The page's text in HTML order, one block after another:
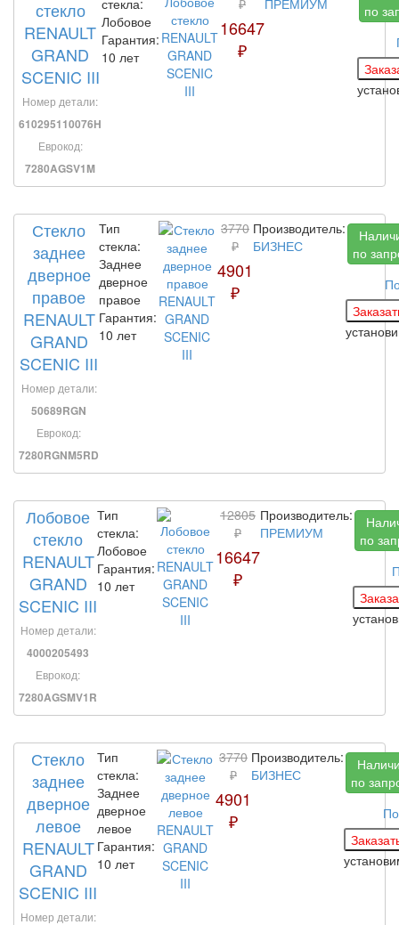
стекло
RENAULT
GRAND
SCENIC III
Номер детали:
610295110076H
Еврокод:
7280AGSV1M
Лобовое
Гарантия:
10 лет
16647
₽
по
Стекло
заднее
дверное
правое
RENAULT
GRAND
SCENIC III
Номер детали:
50689RGN
Еврокод:
7280RGNM5RD
Тип
стекла:
Заднее
дверное
правое
Гарантия:
10 лет
3770
₽
4901
₽
Производитель:
БИЗНЕС
по
Лобовое
стекло
RENAULT
GRAND
SCENIC III
Номер детали:
4000205493
Еврокод:
7280AGSMV1R
Тип
стекла:
Лобовое
Гарантия:
10 лет
12805
₽
16647
₽
Производитель:
ПРЕМИУМ
по
Стекло
заднее
дверное
левое
RENAULT
GRAND
SCENIC III
Номер детали:
Тип
стекла:
Заднее
дверное
левое
Гарантия:
10 лет
3770
₽
4901
₽
Производитель:
БИЗНЕС
по